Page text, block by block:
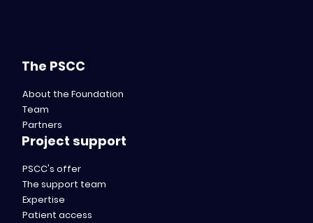
The PSCC
About the Foundation
Team
Partners
Project support
PSCC's offer
The support team
Expertise
Patient access